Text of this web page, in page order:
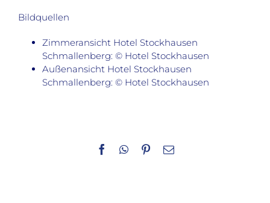
Bildquellen
Zimmeransicht Hotel Stockhausen
Schmallenberg: © Hotel Stockhausen
Außenansicht Hotel Stockhausen
Schmallenberg: © Hotel Stockhausen
Facebook
WhatsApp
Pinterest
E-